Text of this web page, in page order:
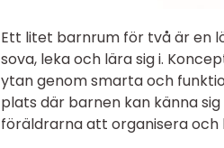
Ett litet barnrum för två är en
sova, leka och lära sig i.
ytan genom smarta och
plats där barnen kan känna
föräldrarna att organisera och